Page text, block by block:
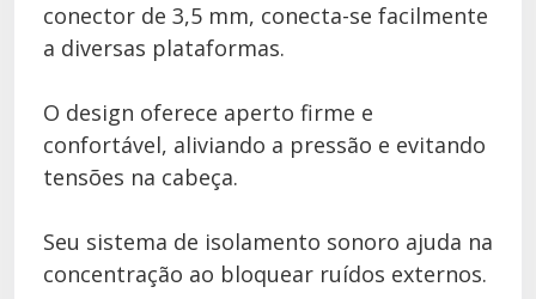
conector de 3,5 mm, conecta-se facilmente
a diversas plataformas.
O design oferece aperto firme e
confortável, aliviando a pressão e evitando
tensões na cabeça.
Seu sistema de isolamento sonoro ajuda na
concentração ao bloquear ruídos externos.